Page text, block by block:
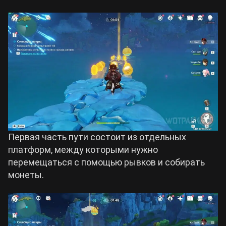
Первая часть пути состоит из отдельных
платформ, между которыми нужно
перемещаться с помощью рывков и собирать
монеты.